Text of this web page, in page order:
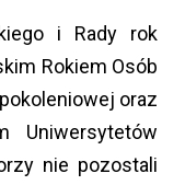
i Rady rok
Rokiem Osób
oraz
Uniwersytetów
nie pozostali